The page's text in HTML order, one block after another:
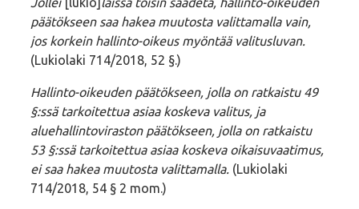
päätökseen saa hakea muutosta valittamalla vain,
jos korkein hallinto-oikeus myöntää valitusluvan.
(Lukiolaki 714/2018, 52 §.)
Hallinto-oikeuden päätökseen, jolla on ratkaistu 49
§:ssä tarkoitettua asiaa koskeva valitus, ja
aluehallintoviraston päätökseen, jolla on ratkaistu
53 §:ssä tarkoitettua asiaa koskeva oikaisuvaatimus,
ei saa hakea muutosta valittamalla. (Lukiolaki
714/2018, 54 § 2 mom.)